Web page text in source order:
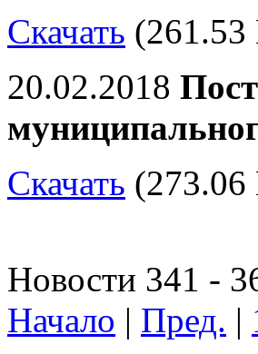
Скачать (261.53
20.02.2018
Скачать (273.06
Новости 341 -
Начало | Пред. |